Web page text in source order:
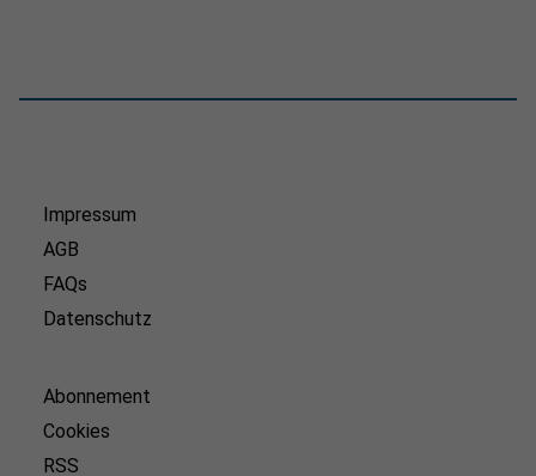
Impressum
AGB
FAQs
Datenschutz
Abonnement
Cookies
RSS